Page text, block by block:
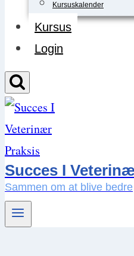
Kursuskalender
Kursus
Login
Succes I
Sammen om at blive bedre